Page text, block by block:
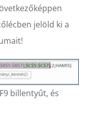
jelöld ki a
billentyűt, és